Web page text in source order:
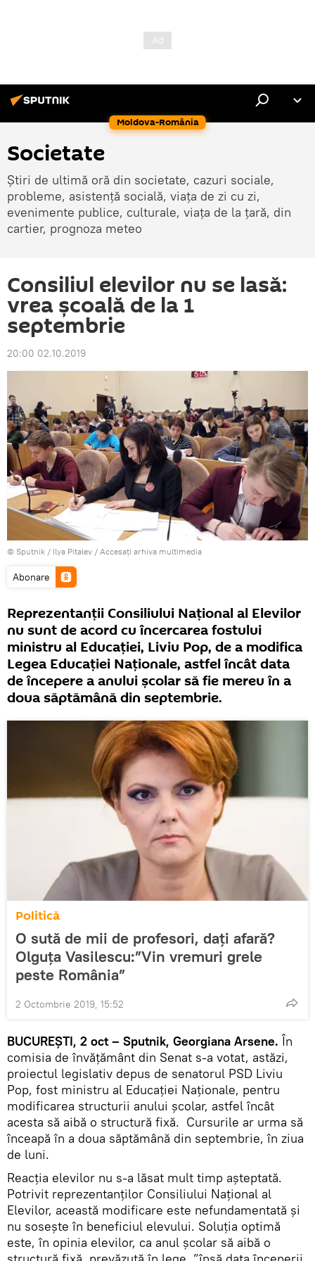
Moldova-România
Societate
Știri de ultimă oră din societate, cazuri sociale,
probleme, asistență socială, viața de zi cu zi,
evenimente publice, culturale, viața de la țară, din
cartier, prognoza meteo
Consiliul elevilor nu se lasă:
vrea școală de la 1
septembrie
20:00 02.10.2019
© Sputnik / Ilya Pitalev / Accesați arhiva multimedia
Abonare
Reprezentanții Consiliului Național al Elevilor
nu sunt de acord cu încercarea fostului
ministru al Educației, Liviu Pop, de a modifica
Legea Educației Naționale, astfel încât data
de începere a anului școlar să fie mereu în a
doua săptămână din septembrie.
Politică
O sută de mii de profesori, dați afară?
Olguța Vasilescu:”Vin vremuri grele
peste România”
2 Octombrie 2019, 15:52
BUCUREȘTI, 2 oct – Sputnik, Georgiana Arsene. În
comisia de învățământ din Senat s-a votat, astăzi,
proiectul legislativ depus de senatorul PSD Liviu
Pop, fost ministru al Educației Naționale, pentru
modificarea structurii anului școlar, astfel încât
acesta să aibă o structură fixă. Cursurile ar urma să
înceapă în a doua săptămână din septembrie, în ziua
de luni.
Reacția elevilor nu s-a lăsat mult timp așteptată.
Potrivit reprezentanților Consiliului Național al
Elevilor, această modificare este nefundamentată și
nu sosește în beneficiul elevului. Soluția optimă
este, în opinia elevilor, ca anul școlar să aibă o